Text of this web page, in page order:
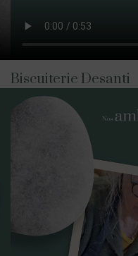
Biscuiterie Desanti